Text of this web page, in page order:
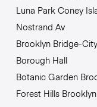
Luna Park Coney
Nostrand Av
Brooklyn Bridge-
Borough Hall
Botanic Garden
Forest Hills Brooklyn